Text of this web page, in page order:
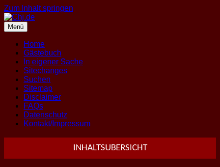
Zum Inhalt springen
Menü
Home
Gästebuch
In eigener Sache
Sitechanges
Suchen
Sitemap
Disclaimer
FAQs
Datenschutz
Kontakt/Impressum
INHALTSUBERSICHT